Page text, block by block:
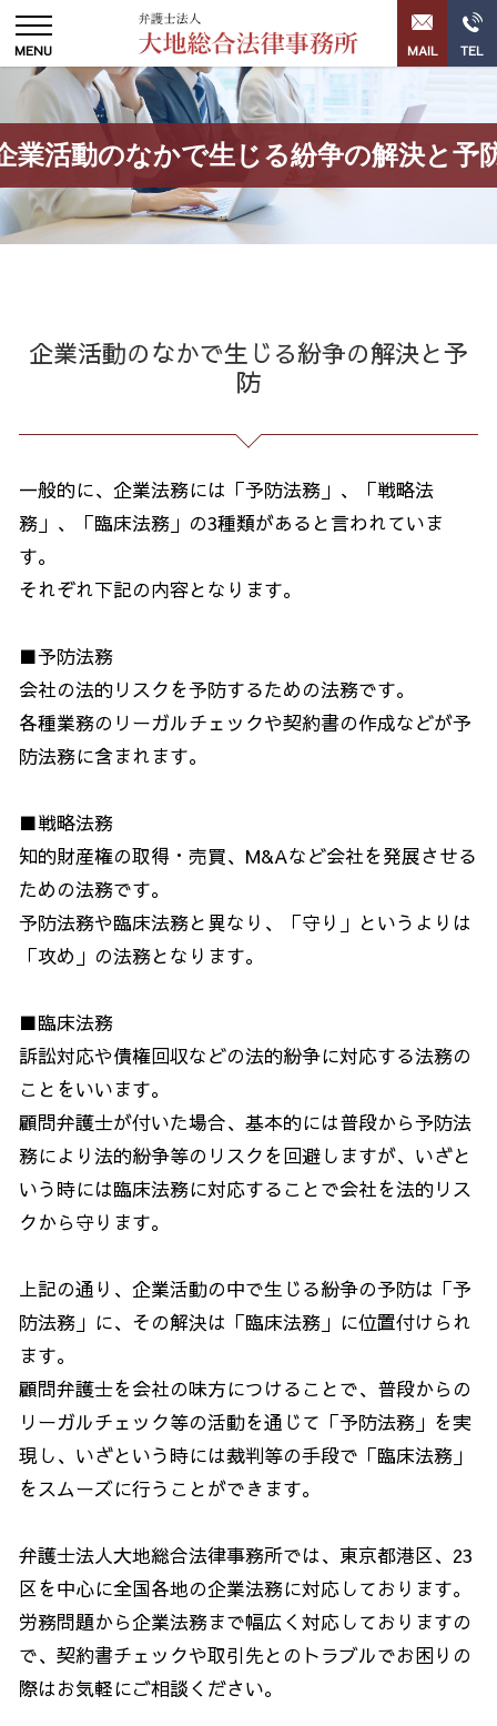
業活動のなかで生じる紛争の解決と予
企業活動のなかで生じる紛争の解決と予
防
一般的に、企業法務には「予防法務」、「戦略法
務」、「臨床法務」の3種類があると言われていま
す。
それぞれ下記の内容となります。
■予防法務
会社の法的リスクを予防するための法務です。
各種業務のリーガルチェックや契約書の作成などが予
防法務に含まれます。
■戦略法務
知的財産権の取得・売買、M&Aなど会社を発展させる
ための法務です。
予防法務や臨床法務と異なり、「守り」というよりは
「攻め」の法務となります。
■臨床法務
訴訟対応や債権回収などの法的紛争に対応する法務の
ことをいいます。
顧問弁護士が付いた場合、基本的には普段から予防法
務により法的紛争等のリスクを回避しますが、いざと
いう時には臨床法務に対応することで会社を法的リス
クから守ります。
上記の通り、企業活動の中で生じる紛争の予防は「予
防法務」に、その解決は「臨床法務」に位置付けられ
ます。
顧問弁護士を会社の味方につけることで、普段からの
リーガルチェック等の活動を通じて「予防法務」を実
現し、いざという時には裁判等の手段で「臨床法務」
をスムーズに行うことができます。
弁護士法人大地総合法律事務所では、東京都港区、23
区を中心に全国各地の企業法務に対応しております。
労務問題から企業法務まで幅広く対応しておりますの
で、契約書チェックや取引先とのトラブルでお困りの
際はお気軽にご相談ください。